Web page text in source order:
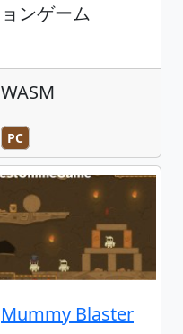
ョンゲーム
WASM
PC
Mummy Blaster